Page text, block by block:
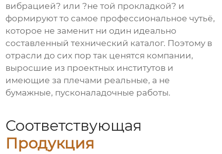
вибрацией? или ?не той прокладкой? и
формируют то самое профессиональное чутьё,
которое не заменит ни один идеально
составленный технический каталог. Поэтому в
отрасли до сих пор так ценятся компании,
выросшие из проектных институтов и
имеющие за плечами реальные, а не
бумажные, пусконаладочные работы.
Соответствующая
Продукция